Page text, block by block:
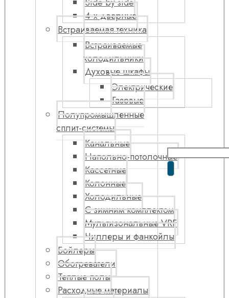
Side by side
4-х дверные
Встраиваемая техника
Встраиваемые
холодильники
Духовые шкафы
Электрические
Газовые
Полупромышленные
сплит-системы
Канальные
Напольно-потолочные
Кассетные
Колонные
Холодильные
С зимним комплектом
Мультизональные VRF
Чиллеры и фанкойлы
Бойлеры
Обогреватели
Теплые полы
Расходные материалы